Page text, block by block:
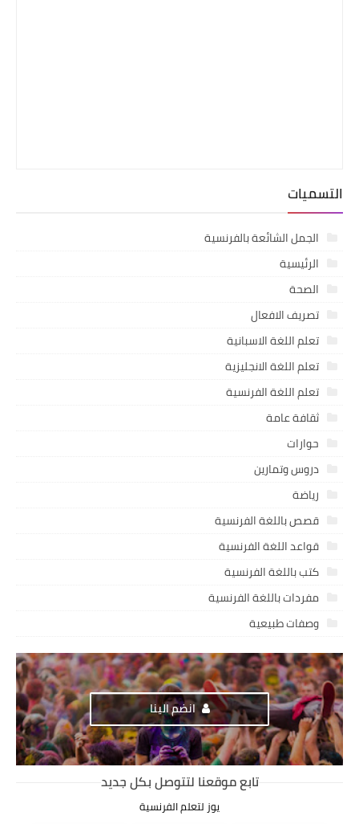
التسميات
الجمل الشائعة بالفرنسية
الرئيسية
الصحة
تصريف الافعال
تعلم اللغة الاسبانية
تعلم اللغة الانجليزية
تعلم اللغة الفرنسية
ثقافة عامة
حوارات
دروس وتمارين
رياضة
قصص باللغة الفرنسية
قواعد اللغة الفرنسية
كتب باللغة الفرنسية
مفردات باللغة الفرنسية
وصفات طبيعية
انضم الينا
تابع موقعنا لتتوصل بكل جديد
يوز لتعلم الفرنسية